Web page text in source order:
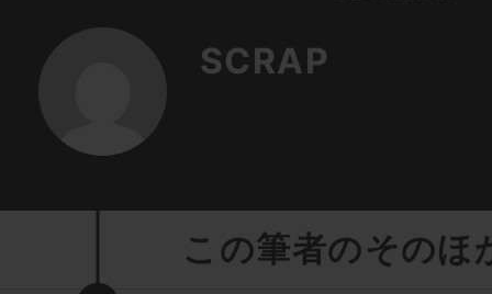
SCRAP
この筆者のそのほ